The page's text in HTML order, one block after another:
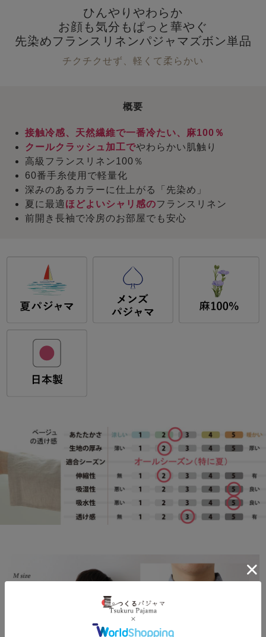
ひんやりやわらか
お顔も気分もぱっと華やぐ
先染めフランスリネンパジャマズボン単品
チクチクせず、軽くて柔らかい
概要
接触冷感、天然繊維で一番冷たい、麻100％
クールクラッシュ加工でやわらかい肌触り
高級フランスリネン100％
60番手糸使用で軽量化
深みのあるカラーに仕上がる「先染め」
夏に最適ほどよいシャリ感のフランスリネン
前開き長袖で冷房のお部屋でも安心